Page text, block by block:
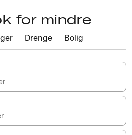
for mindre
Drenge Bolig